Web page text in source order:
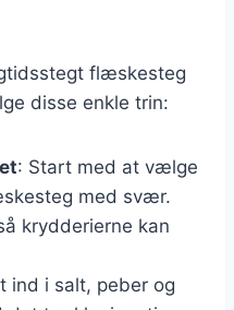
flæskesteg
disse enkle trin:
: Start med at vælge
med svær.
krydderierne kan
ind i salt, peber og